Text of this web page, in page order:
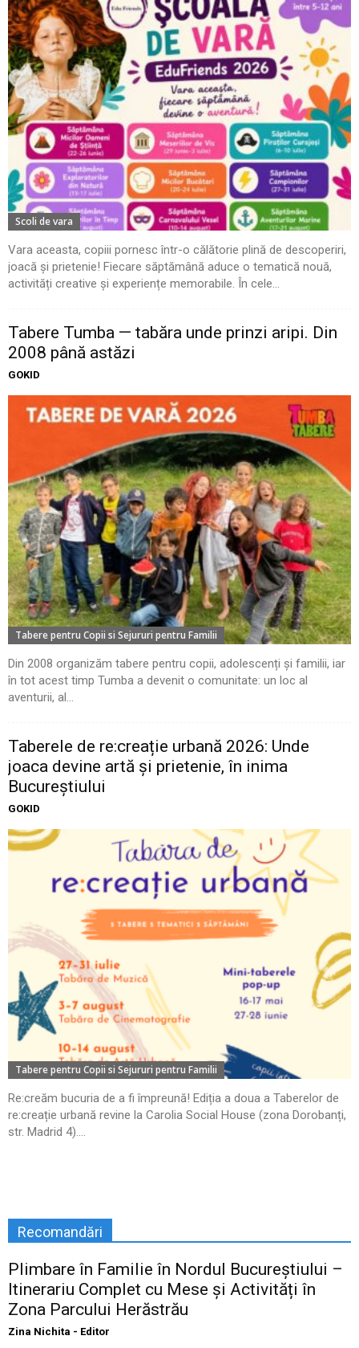
Scoli de vara
Vara aceasta, copiii pornesc într-o călătorie plină de descoperiri,
joacă și prietenie! Fiecare săptămână aduce o tematică nouă,
activități creative și experiențe memorabile. În cele...
Tabere Tumba — tabăra unde prinzi aripi. Din
2008 până astăzi
GOKID
Tabere pentru Copii si Sejururi pentru Familii
Din 2008 organizăm tabere pentru copii, adolescenți și familii, iar
în tot acest timp Tumba a devenit o comunitate: un loc al
aventurii, al...
Taberele de re:creație urbană 2026: Unde
joaca devine artă și prietenie, în inima
Bucureștiului
GOKID
Tabere pentru Copii si Sejururi pentru Familii
Re:creăm bucuria de a fi împreună! Ediția a doua a Taberelor de
re:creație urbană revine la Carolia Social House (zona Dorobanți,
str. Madrid 4)....
Recomandări
Plimbare în Familie în Nordul Bucureștiului –
Itinerariu Complet cu Mese și Activități în
Zona Parcului Herăstrău
Zina Nichita - Editor